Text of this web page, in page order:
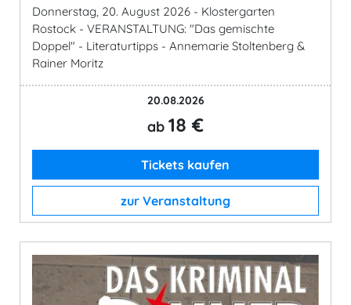
Donnerstag, 20. August 2026 - Klostergarten
Rostock - VERANSTALTUNG: "Das gemischte
Doppel" - Literaturtipps - Annemarie Stoltenberg &
Rainer Moritz
20.08.2026
ab 18 €
Tickets kaufen
zur Veranstaltung